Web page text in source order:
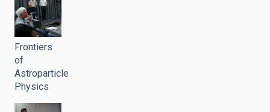
Frontiers
of
Astroparticle
Physics